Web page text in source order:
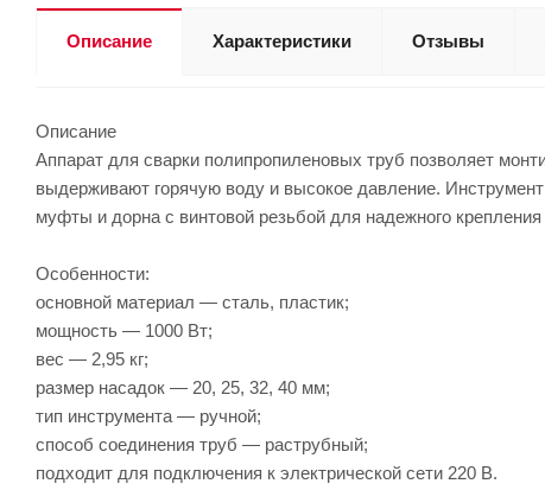
Описание Характеристики Отзывы
Описание
Аппарат для сварки полипропиленовых труб позволяет
выдерживают горячую воду и высокое давление.
муфты и дорна с винтовой резьбой для надежного
Особенности:
основной материал — сталь, пластик;
мощность — 1000 Вт;
вес — 2,95 кг;
размер насадок — 20, 25, 32, 40 мм;
тип инструмента — ручной;
способ соединения труб — раструбный;
подходит для подключения к электрической сети 220 В.